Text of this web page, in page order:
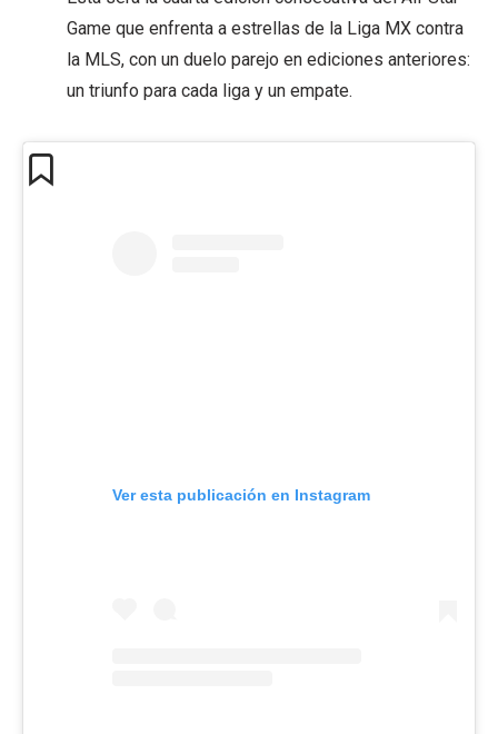
Game que enfrenta a estrellas de la Liga MX contra
la MLS, con un duelo parejo en ediciones anteriores:
un triunfo para cada liga y un empate.
Ver esta publicación en Instagram